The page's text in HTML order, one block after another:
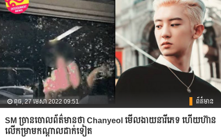
ពុធ, 27 មេសា 2022 09:51 ព័ត៌មាន
SM ច្រានចោលព័ត៌មានថា Chanyeol មើលងាយនារីភេទ ហើយហ៊ាន
លើកម្រាមកណ្ដាលដាក់ទៀត